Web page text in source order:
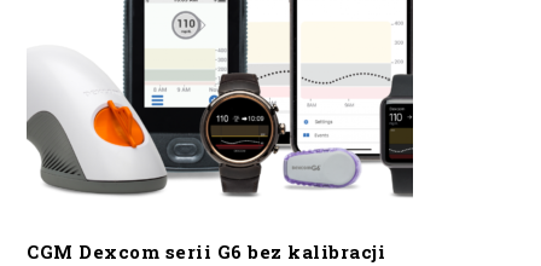
CGM Dexcom serii G6 bez kalibracji